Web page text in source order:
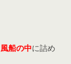
風船の中に詰め